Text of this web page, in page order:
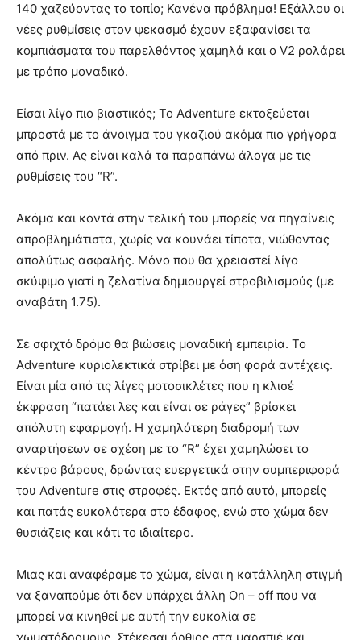
140 χαζεύοντας το τοπίο; Κανένα πρόβλημα! Εξάλλου οι
νέες ρυθμίσεις στον ψεκασμό έχουν εξαφανίσει τα
κομπιάσματα του παρελθόντος χαμηλά και ο V2 ρολάρει
με τρόπο μοναδικό.
Είσαι λίγο πιο βιαστικός; Το Adventure εκτοξεύεται
μπροστά με το άνοιγμα του γκαζιού ακόμα πιο γρήγορα
από πριν. Ας είναι καλά τα παραπάνω άλογα με τις
ρυθμίσεις του “R”.
Ακόμα και κοντά στην τελική του μπορείς να πηγαίνεις
απροβλημάτιστα, χωρίς να κουνάει τίποτα, νιώθοντας
απολύτως ασφαλής. Μόνο που θα χρειαστεί λίγο
σκύψιμο γιατί η ζελατίνα δημιουργεί στροβιλισμούς (με
αναβάτη 1.75).
Σε σφιχτό δρόμο θα βιώσεις μοναδική εμπειρία. Το
Adventure κυριολεκτικά στρίβει με όση φορά αντέχεις.
Είναι μία από τις λίγες μοτοσικλέτες που η κλισέ
έκφραση “πατάει λες και είναι σε ράγες” βρίσκει
απόλυτη εφαρμογή. Η χαμηλότερη διαδρομή των
αναρτήσεων σε σχέση με το “R” έχει χαμηλώσει το
κέντρο βάρους, δρώντας ευεργετικά στην συμπεριφορά
του Adventure στις στροφές. Εκτός από αυτό, μπορείς
και πατάς ευκολότερα στο έδαφος, ενώ στο χώμα δεν
θυσιάζεις και κάτι το ιδιαίτερο.
Μιας και αναφέραμε το χώμα, είναι η κατάλληλη στιγμή
να ξαναπούμε ότι δεν υπάρχει άλλη On – off που να
μπορεί να κινηθεί με αυτή την ευκολία σε